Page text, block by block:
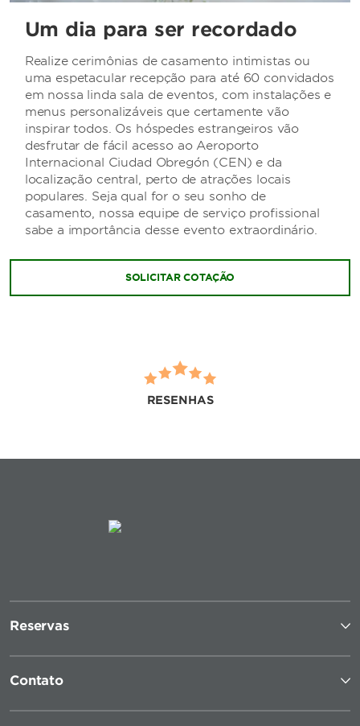
Um dia para ser recordado
Realize cerimônias de casamento intimistas ou
uma espetacular recepção para até 60 convidados
em nossa linda sala de eventos, com instalações e
menus personalizáveis que certamente vão
inspirar todos. Os hóspedes estrangeiros vão
desfrutar de fácil acesso ao Aeroporto
Internacional Ciudad Obregón (CEN) e da
localização central, perto de atrações locais
populares. Seja qual for o seu sonho de
casamento, nossa equipe de serviço profissional
sabe a importância desse evento extraordinário.
SOLICITAR COTAÇÃO
RESENHAS
Reservas
Contato